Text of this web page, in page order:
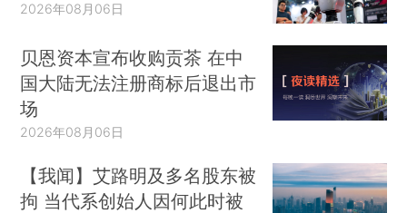
2026年08月06日
贝恩资本宣布收购贡茶 在中
国大陆无法注册商标后退出市
场
2026年08月06日
【我闻】艾路明及多名股东被
拘 当代系创始人因何此时被